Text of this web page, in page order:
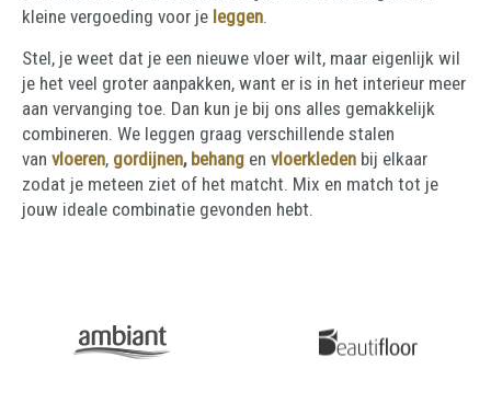
kleine vergoeding voor je leggen.
Stel, je weet dat je een nieuwe vloer wilt, maar eigenlijk wil
je het veel groter aanpakken, want er is in het interieur meer
aan vervanging toe. Dan kun je bij ons alles gemakkelijk
combineren. We leggen graag verschillende stalen
van vloeren, gordijnen, behang en vloerkleden bij elkaar
zodat je meteen ziet of het matcht. Mix en match tot je
jouw ideale combinatie gevonden hebt.